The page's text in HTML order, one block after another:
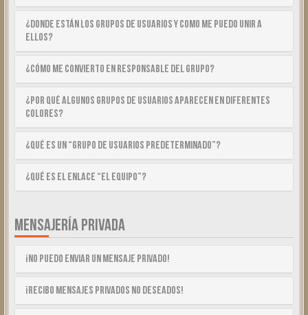
¿Donde están los Grupos de Usuarios y como me puedo unir a
ellos?
¿Cómo me convierto en Responsable del Grupo?
¿Por qué algunos Grupos de Usuarios aparecen en diferentes
colores?
¿Qué es un “Grupo de Usuarios predeterminado”?
¿Qué es el enlace “El equipo”?
MENSAJERÍA PRIVADA
¡No puedo enviar un mensaje privado!
¡Recibo mensajes privados no deseados!